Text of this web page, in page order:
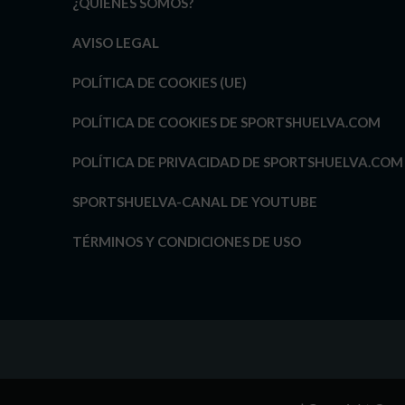
AVISO LEGAL
POLÍTICA DE COOKIES (UE)
POLÍTICA DE COOKIES DE SPORTSHUELVA.COM
POLÍTICA DE PRIVACIDAD DE SPORTSHUELVA.COM
SPORTSHUELVA-CANAL DE YOUTUBE
TÉRMINOS Y CONDICIONES DE USO